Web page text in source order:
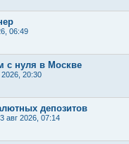
06:49
с нуля в Москве
2026, 20:30
депозитов
авг 2026, 07:14